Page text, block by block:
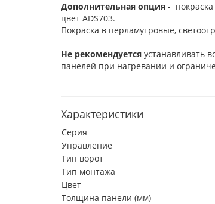
Дополнительная опция - покраска
цвет ADS703.
Покраска в перламутровые,
Не рекомендуется устанавливать
панелей при нагревании и
Характеристики
Серия
Управление
Тип ворот
Тип монтажа
Цвет
Толщина панели (мм)